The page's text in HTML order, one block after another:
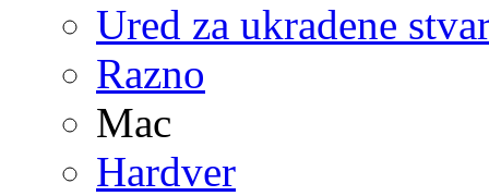
Ured za ukradene
Razno
Mac
Hardver